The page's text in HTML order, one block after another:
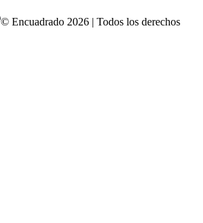
© Encuadrado 2026 |Todos los derechos